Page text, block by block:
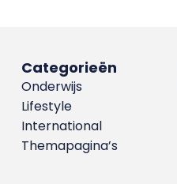
Categorieën
Onderwijs
Lifestyle
International
Themapagina’s